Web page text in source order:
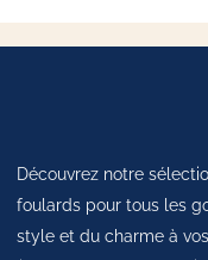
Découvrez notre
foulards pour tous les
style et du charme à